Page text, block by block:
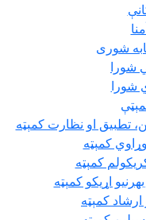
اُمنا
شوری
شورا
شورا
تطبيق او نظارت کمېټه
کمېټه
کمېټه
اړيکو کمېټه
کمېټه